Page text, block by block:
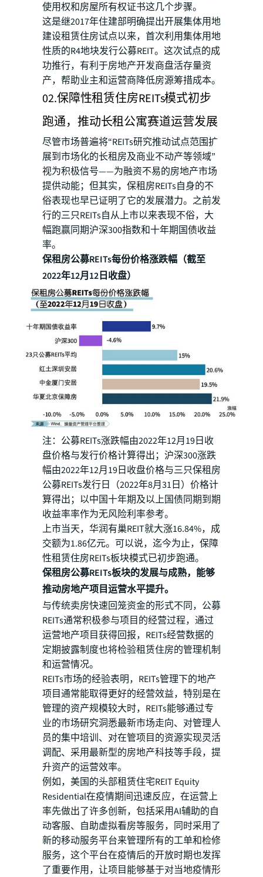
使用权和房屋所有权证书这几个步骤。
这是继2017年住建部明确提出开展集体用地
建设租赁住房试点以来，首次利用集体用地
性质的R4地块发行公募REIT。这次试点的成
功推行，有利于房地产开发商盘活存量资
产，帮助业主和运营商降低房源筹措成本。
02.保障性租赁住房REITs模式初步
跑通，推动长租公寓赛道运营发展
尽管市场普遍将“REITs研究推动试点范围扩
展到市场化的长租房及商业不动产等领域”
视为积极信号——为融资不易的房地产市场
提供动能；但其实，保租房REITs自身的不
俗表现也早已证明了它的发展潜力。之前发
行的三只REITs自从上市以来表现不俗，大
幅跑赢同期沪深300指数和十年期国债收益
率。
保租房公募REITs每份价格涨跌幅（截至
2022年12月12日收盘）
注：公募REITs涨跌幅由2022年12月19日收
盘价格与发行价格计算得出；沪深300涨跌
幅由2022年12月19日收盘价格与三只保租房
公募REITs发行日（2022年8月31日）价格计
算得出；以中国十年期及以上国债同期到期
收益率率作为无风险利率参考。
上市当天，华润有巢REIT就大涨16.84%，成
交额为1.86亿元。可以说，迄今为止，保障
性租赁住房REITs板块模式已初步跑通。
保租房公募REITs板块的发展与成熟，能够
推动房地产项目运营水平提升。
与传统卖房快速回笼资金的形式不同，公募
REITs通常积极参与项目的经营过程，通过
运营地产项目获得回报，REITs经营数据的
定期披露制度也将检验租赁住房的管理机制
和运营情况。
REITs市场的经验表明，REITs管理下的地产
项目通常能取得更好的经营效益，特别是在
管理的资产规模较大时，REITs能够通过专
业的市场研究洞悉最新市场走向、对管理人
员的集中培训、对在管项目的资源实现灵活
调配、采用最新型的房地产科技等手段，提
升资产的运营效率。
例如，美国的头部租赁住宅REIT Equity
Residential在疫情期间迅速反应，在运营上
率先做出了许多创新，包括采用AI辅助的自
动客服、自助虚拟看房等服务，同时采用了
新的移动服务平台来管理所有的工单和检修
服务，这个平台在疫情后的开放时期也发挥
了重要作用，让项目能够基于对当地疫情形